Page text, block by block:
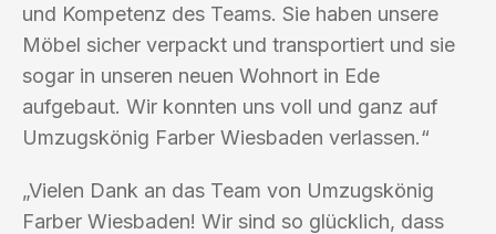
und Kompetenz des Teams. Sie haben unsere
Möbel sicher verpackt und transportiert und sie
sogar in unseren neuen Wohnort in Ede
aufgebaut. Wir konnten uns voll und ganz auf
Umzugskönig Farber Wiesbaden verlassen.“
„Vielen Dank an das Team von Umzugskönig
Farber Wiesbaden! Wir sind so glücklich, dass